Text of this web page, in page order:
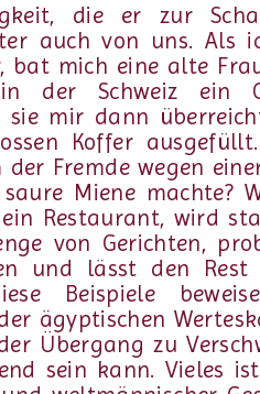
die er zur
auch von uns. Als
bat mich eine alte
der Schweiz ein
sie mir dann
Koffer
Fremde wegen
Miene machte?
Restaurant, wird
von Gerichten,
und lässt den
Beispiele
ägyptischen
Übergang zu
sein kann. Vieles